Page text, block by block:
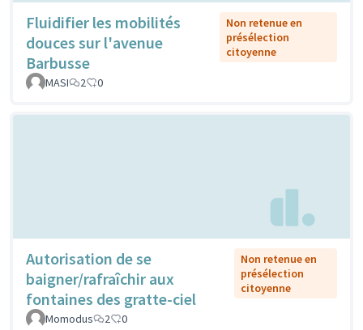
Fluidifier les mobilités
douces sur l'avenue
Barbusse
Non retenue en
présélection
citoyenne
MASI 2 0
Autorisation de se
baigner/rafraîchir aux
fontaines des gratte-ciel
Non retenue en
présélection
citoyenne
Momodus 2 0